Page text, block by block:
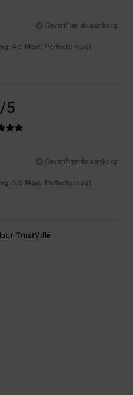
Geverifieerde aankoop
: 4/5 Maat: Perfecte maat
/5
Geverifieerde aankoop
: 5/5 Maat: Perfecte maat
TrustVille